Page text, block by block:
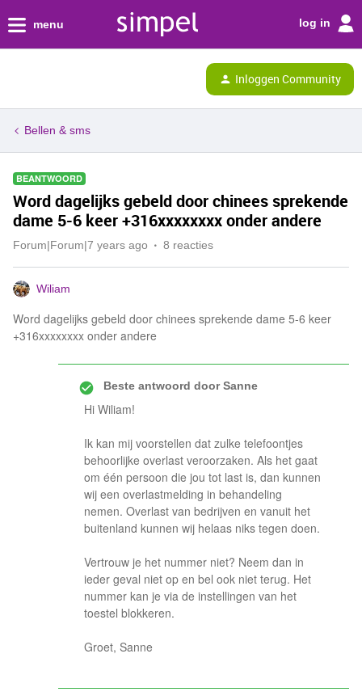
menu log in
Inloggen Community
Bellen & sms
BEANTWOORD
Word dagelijks gebeld door chinees sprekende
dame 5-6 keer +316xxxxxxxx onder andere
Forum|Forum|7 years ago 8 reacties
Wiliam
Word dagelijks gebeld door chinees sprekende dame 5-6 keer
+316xxxxxxxx onder andere
Beste antwoord doorSanne
Hi Wiliam!
Ik kan mij voorstellen dat zulke telefoontjes
behoorlijke overlast veroorzaken. Als het gaat
om één persoon die jou tot last is, dan kunnen
wij een overlastmelding in behandeling
nemen. Overlast van bedrijven en vanuit het
buitenland kunnen wij helaas niks tegen doen.
Vertrouw je het nummer niet? Neem dan in
ieder geval niet op en bel ook niet terug. Het
nummer kan je via de instellingen van het
toestel blokkeren.
Groet, Sanne